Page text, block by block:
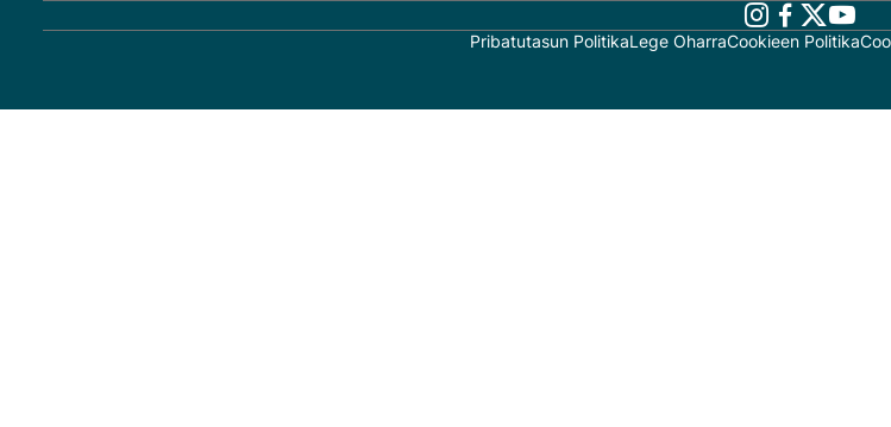
Pribatutasun PolitikaLege OharraCookieen Politika